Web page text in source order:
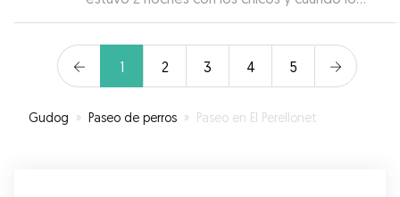
busqué venía de pasear, se lo veía feliz, muy
siempre se agradece!
1 2 3 4 5
Gudog » Paseo de perros » Paseo en El Perellonet